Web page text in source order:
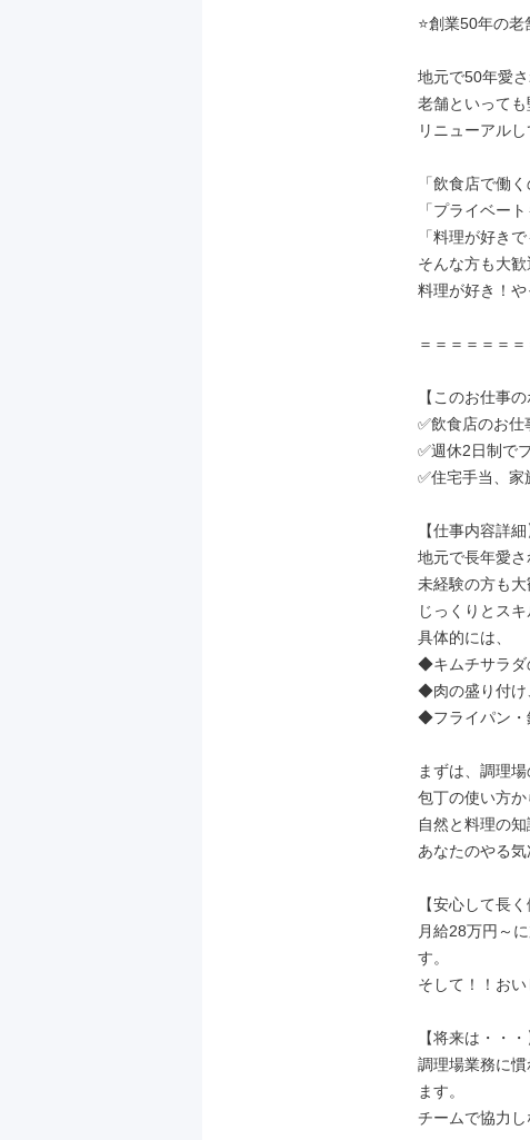
⭐創業50年の
地元で50年愛
老舗といっても
リニューアル
「飲食店で働
「プライベー
「料理が好き
そんな方も大歓
料理が好き！
＝＝＝＝＝＝＝
【このお仕事の
✅飲食店のお
✅週休2日制で
✅住宅手当、
【仕事内容詳細
地元で長年愛さ
未経験の方も大
じっくりとス
具体的には、
◆キムチサラダ
◆肉の盛り付け
◆フライパン・
まずは、調理
包丁の使い方か
自然と料理の
あなたのやる
【安心して長
月給28万円～
す。
そして！！おい
【将来は・・・
調理場業務に
ます。
チームで協力